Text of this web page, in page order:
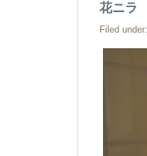
花ニラ
Filed under: